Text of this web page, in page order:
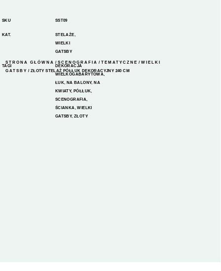
SKU SST09
KAT. STELAŻE,
WIELKI
GATSBY
TAGI
DEKORACJA
WIELKOGABARYTOWA,
ŁUK, NA BALONY, NA
KWIATY, PÓŁŁUK,
SCENOGRAFIA,
ŚCIANKA,WIELKI
GATSBY, ZŁOTY
STRONA GŁÓWNA / SCENOGRAFIA /TEMATYCZNE /WIELKI
GATSBY / ZŁOTY STELAŻ PÓŁŁUK DEKORACYJNY 240 CM